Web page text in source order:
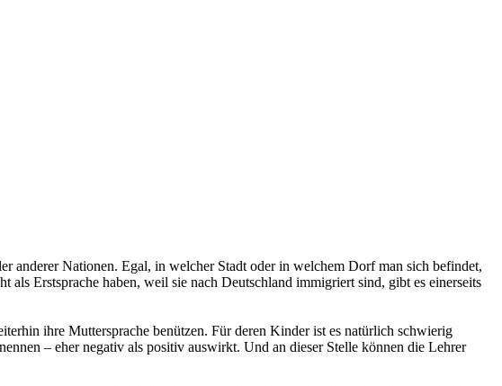
anderer Nationen. Egal, in welcher Stadt oder in welchem Dorf man sich befindet,
Erstsprache haben, weil sie nach Deutschland immigriert sind, gibt es einerseits
ihre Muttersprache benützen. Für deren Kinder ist es natürlich schwierig
– eher negativ als positiv auswirkt. Und an dieser Stelle können die Lehrer